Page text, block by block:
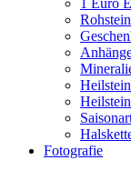
1 Euro
Fotografie